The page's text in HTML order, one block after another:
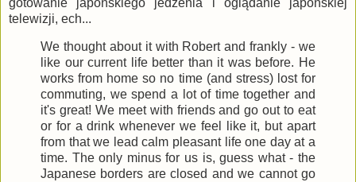
telewizji, ech...
We thought about it with Robert and frankly - we
like our current life better than it was before. He
works from home so no time (and stress) lost for
commuting, we spend a lot of time together and
it's great! We meet with friends and go out to eat
or for a drink whenever we feel like it, but apart
from that we lead calm pleasant life one day at a
time. The only minus for us is, guess what - the
Japanese borders are closed and we cannot go